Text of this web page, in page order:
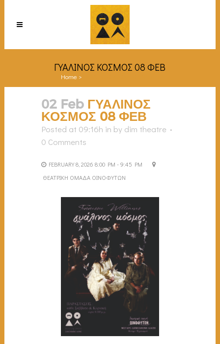
ΓΥΑΛΙΝΟΣ ΚΟΣΜΟΣ 08 ΦΕΒ
Home >
02 Feb ΓΥΑΛΙΝΟΣ
ΚΟΣΜΟΣ 08 ΦΕΒ
Posted at 09:16h in by dim theatre
0 Comments
FEBRUARY 8, 2026 8:00 PM - 9:45 PM
ΘΕΑΤΡΙΚΗ ΟΜΑΔΑ ΟΙΝΟΦΥΤΩΝ